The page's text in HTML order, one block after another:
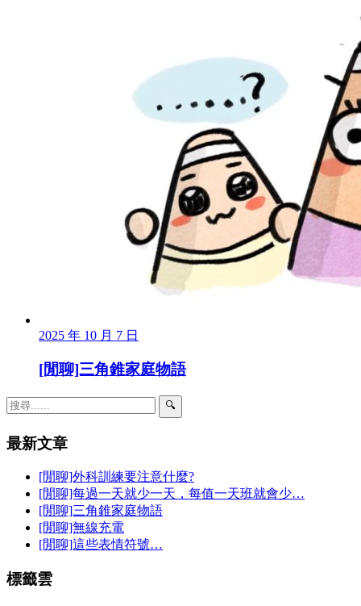
2025 年 10 月 7 日
[閒聊]三角錐家庭物語
🔍
最新文章
[閒聊]外科訓練要注意什麼?
[閒聊]每過一天就少一天，每值一天班就會少…
[閒聊]三角錐家庭物語
[閒聊]無線充電
[閒聊]這些表情符號…
標籤雲